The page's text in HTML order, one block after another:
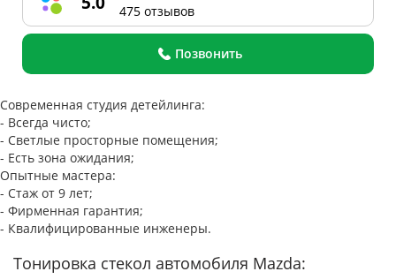
475 отзывов
Позвонить
Современная студия детейлинга:
- Всегда чисто;
- Светлые просторные помещения;
- Есть зона ожидания;
Опытные мастера:
- Стаж от 9 лет;
- Фирменная гарантия;
- Квалифицированные инженеры.
Тонировка стекол автомобиля Mazda: